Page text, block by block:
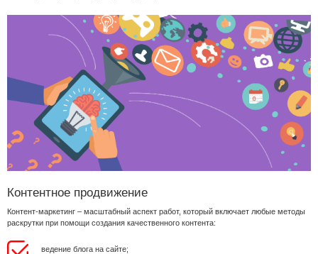
Контентное продвижение
Контент-маркетинг – масштабный аспект работ, который включает любые методы
раскрутки при помощи создания качественного контента:
ведение блога на сайте;